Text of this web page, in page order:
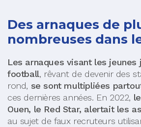
Des arnaques de
nombreuses dans
Les arnaques visant les jeunes
football, rêvant de devenir des
rond, se sont multipliées
ces dernières années. En 2022,
Ouen, le Red Star, alertait les
au sujet de faux recruteurs